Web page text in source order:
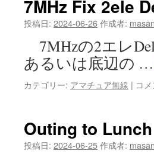
7MHz Fix 2ele
投稿日: 2024-06-26作成者:
7MHzの2エレ
あるいは底辺の …
カテゴリー: アマチュア無線 |
Loop
化
コ
Outing to
投稿日: 2024-06-25作成者: